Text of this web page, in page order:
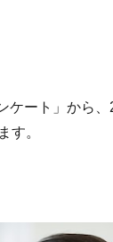
ート」から
す。